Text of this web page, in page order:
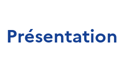
Présentation